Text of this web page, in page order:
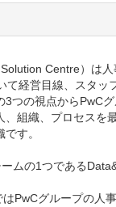
Centre）は
て経営目線、スタッ
3つの視点からPwC
、組織、プロセスを
す。
ムの1つである
PwCグループの人